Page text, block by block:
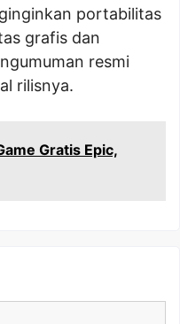
portabilitas
grafis dan
resmi
rilisnya.
Gratis Epic,